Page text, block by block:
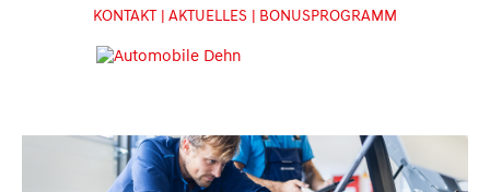
KONTAKT | AKTUELLES | BONUSPROGRAMM